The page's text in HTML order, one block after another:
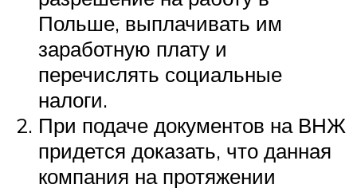
Польше, выплачивать им
заработную плату и
перечислять социальные
налоги.
При подаче документов на ВНЖ
придется доказать, что данная
компания на протяжении